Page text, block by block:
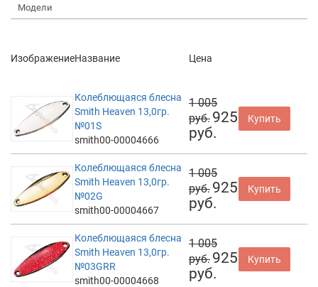
Модели
ИзображениеНазвание Цена
Колеблющаяся блесна
Smith Heaven 13,0гр.
№01S
smith00-00004666
1 005
руб. 925
руб.
Купить
Колеблющаяся блесна
Smith Heaven 13,0гр.
№02G
smith00-00004667
1 005
руб. 925
руб.
Купить
Колеблющаяся блесна
Smith Heaven 13,0гр.
№03GRR
smith00-00004668
1 005
руб. 925
руб.
Купить